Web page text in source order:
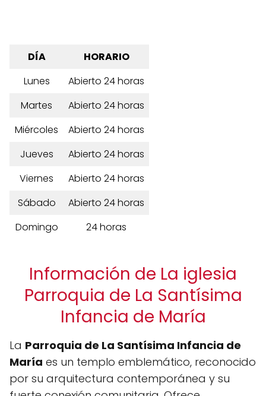
DÍA
HORARIO
Lunes
Abierto 24 horas
Martes
Abierto 24 horas
Miércoles
Abierto 24 horas
Jueves
Abierto 24 horas
Viernes
Abierto 24 horas
Sábado
Abierto 24 horas
Domingo
24 horas
Información de La iglesia
Parroquia de La Santísima
Infancia de María
La Parroquia de La Santísima Infancia de
María es un templo emblemático, reconocido
por su arquitectura contemporánea y su